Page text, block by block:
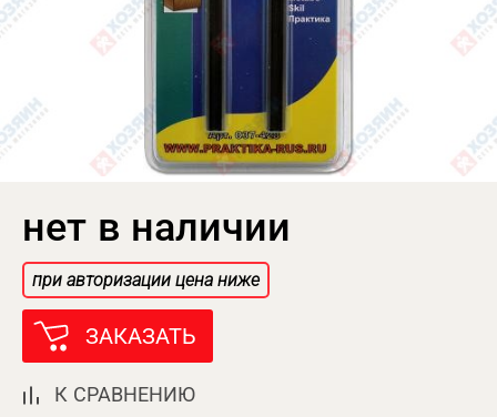
нет в наличии
при авторизации цена ниже
ЗАКАЗАТЬ
К СРАВНЕНИЮ